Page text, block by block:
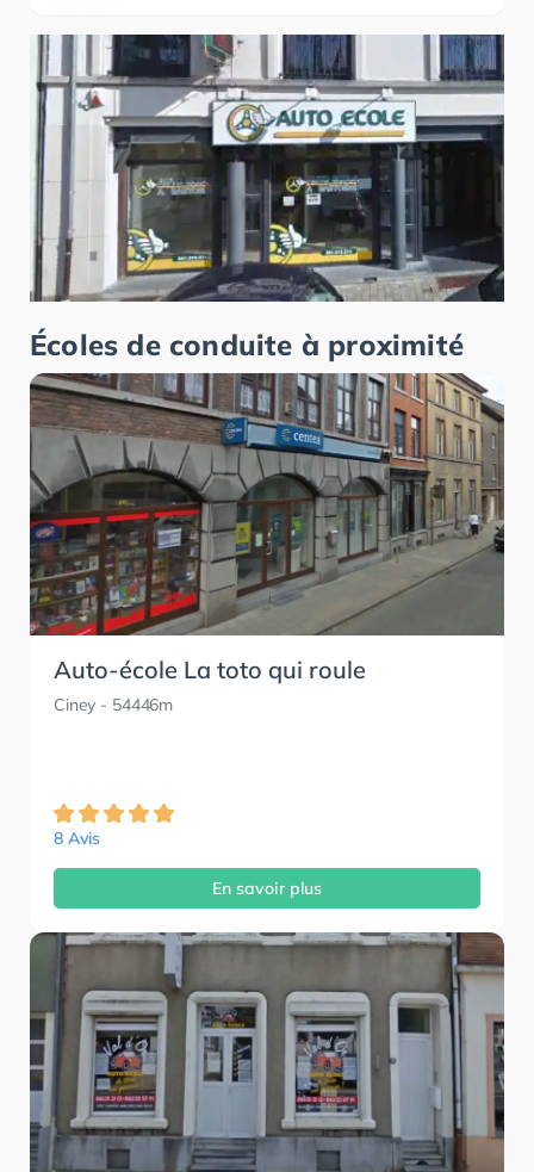
Écoles de conduite à proximité
Auto-école La toto qui roule
Ciney - 54446m
8 Avis
En savoir plus